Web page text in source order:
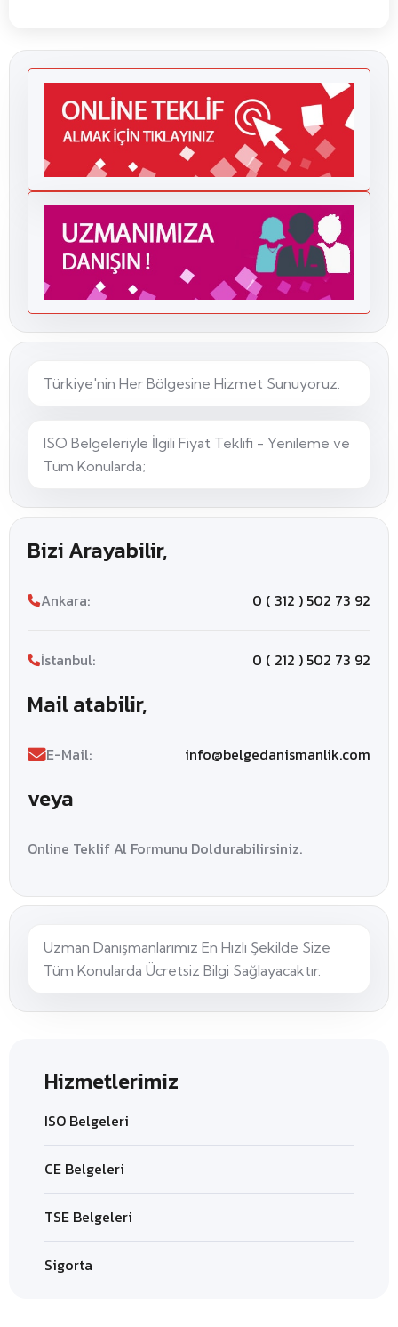
Türkiye'nin Her Bölgesine Hizmet Sunuyoruz.
ISO Belgeleriyle İlgili Fiyat Teklifi - Yenileme ve
Tüm Konularda;
Bizi Arayabilir,
Ankara: 0 ( 312 ) 502 73 92
İstanbul: 0 ( 212 ) 502 73 92
Mail atabilir,
E-Mail: info@belgedanismanlik.com
veya
Online Teklif Al Formunu Doldurabilirsiniz.
Uzman Danışmanlarımız En Hızlı Şekilde Size
Tüm Konularda Ücretsiz Bilgi Sağlayacaktır.
Hizmetlerimiz
ISO Belgeleri
CE Belgeleri
TSE Belgeleri
Sigorta